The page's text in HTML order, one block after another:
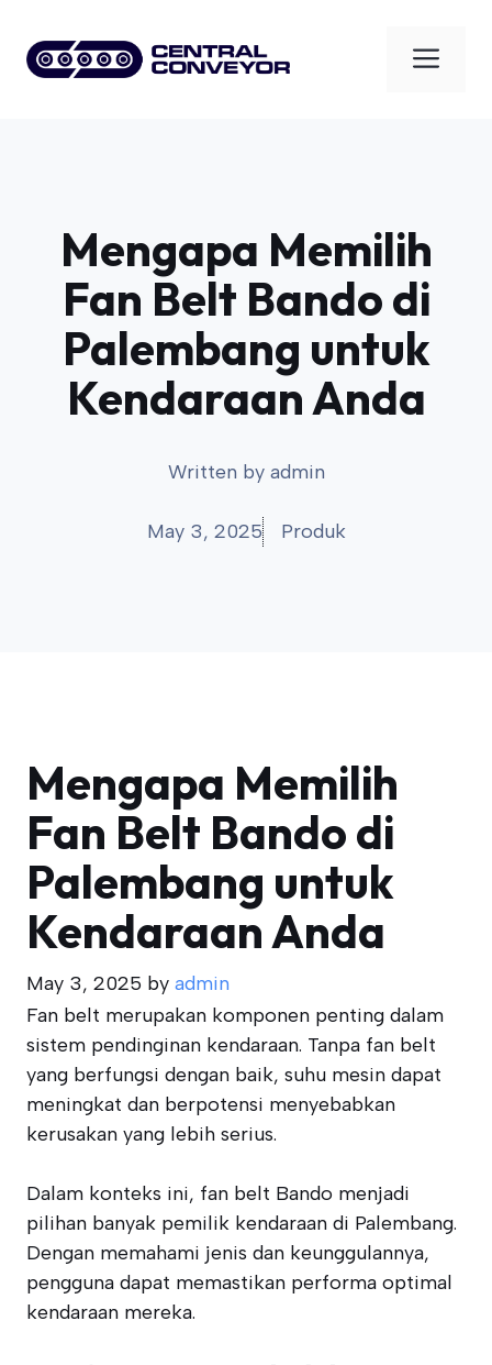
content
Mengapa Memilih
Fan Belt Bando di
Palembang untuk
Kendaraan Anda
Written by admin
May 3, 2025 Produk
Mengapa Memilih
Fan Belt Bando di
Palembang untuk
Kendaraan Anda
May 3, 2025 by admin
Fan belt merupakan komponen penting dalam
sistem pendinginan kendaraan. Tanpa fan belt
yang berfungsi dengan baik, suhu mesin dapat
meningkat dan berpotensi menyebabkan
kerusakan yang lebih serius.
Dalam konteks ini, fan belt Bando menjadi
pilihan banyak pemilik kendaraan di Palembang.
Dengan memahami jenis dan keunggulannya,
pengguna dapat memastikan performa optimal
kendaraan mereka.